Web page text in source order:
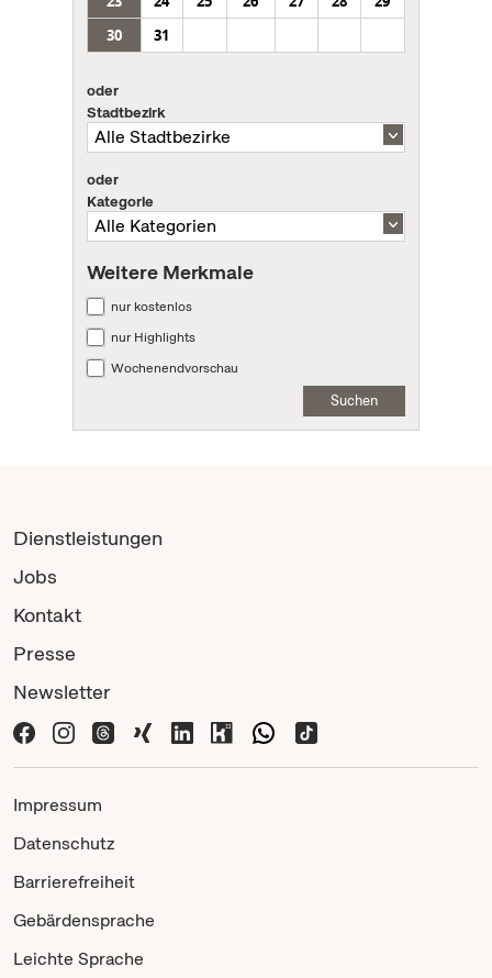
30
31
oder
Stadtbezirk
oder
Kategorie
Weitere Merkmale
nur kostenlos
nur Highlights
Wochenendvorschau
Suchen
Dienstleistungen
Jobs
Kontakt
Presse
Newsletter
Impressum
Datenschutz
Barrierefreiheit
Gebärdensprache
Leichte Sprache